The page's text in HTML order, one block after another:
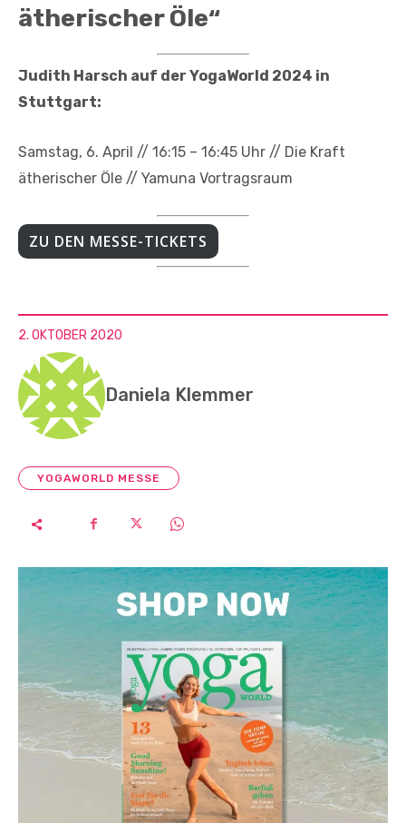
ätherischer Öle“
Judith Harsch auf der YogaWorld 2024 in
Stuttgart:
Samstag, 6. April // 16:15 – 16:45 Uhr // Die Kraft
ätherischer Öle // Yamuna Vortragsraum
ZU DEN MESSE-TICKETS
2. OKTOBER 2020
Daniela Klemmer
YOGAWORLD MESSE